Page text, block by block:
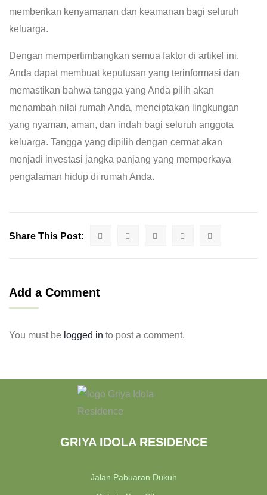
memberikan kenyamanan dan keamanan bagi seluruh
keluarga.
Dengan mempertimbangkan semua faktor di artikel ini,
Anda dapat membuat keputusan yang terinformasi dan
memastikan bahwa tangga yang Anda pilih akan
menambah nilai rumah Anda, menciptakan lingkungan
yang nyaman, aman, dan indah bagi seluruh anggota
keluarga. Tangga yang dipilih dengan cermat akan
menjadi investasi jangka panjang yang memperkaya
pengalaman hidup di rumah Anda.
Share This Post:
Add a Comment
You must be logged in to post a comment.
GRIYA IDOLA RESIDENCE
Jalan Pabuaran Dukuh